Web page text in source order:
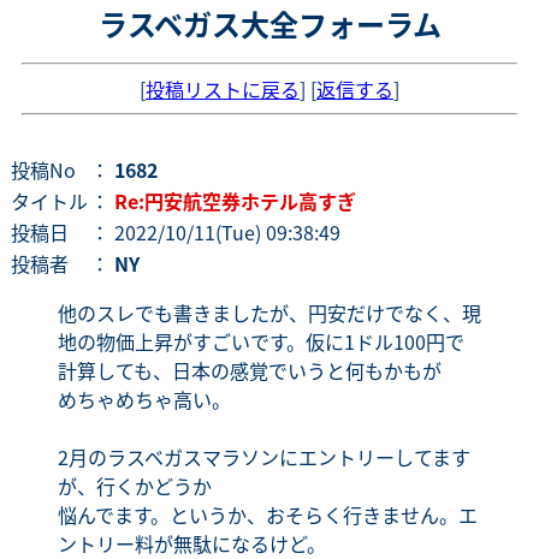
ラスベガス大全フォーラム
[投稿リストに戻る] [返信する]
投稿No ： 1682
タイトル ： Re:円安航空券ホテル高すぎ
投稿日
： 2022/10/11(Tue) 09:38:49
投稿者
： NY
他のスレでも書きましたが、円安だけでなく、現
地の物価上昇がすごいです。仮に1ドル100円で
計算しても、日本の感覚でいうと何もかもが
めちゃめちゃ高い。
2月のラスベガスマラソンにエントリーしてます
が、行くかどうか
悩んでます。というか、おそらく行きません。エ
ントリー料が無駄になるけど。